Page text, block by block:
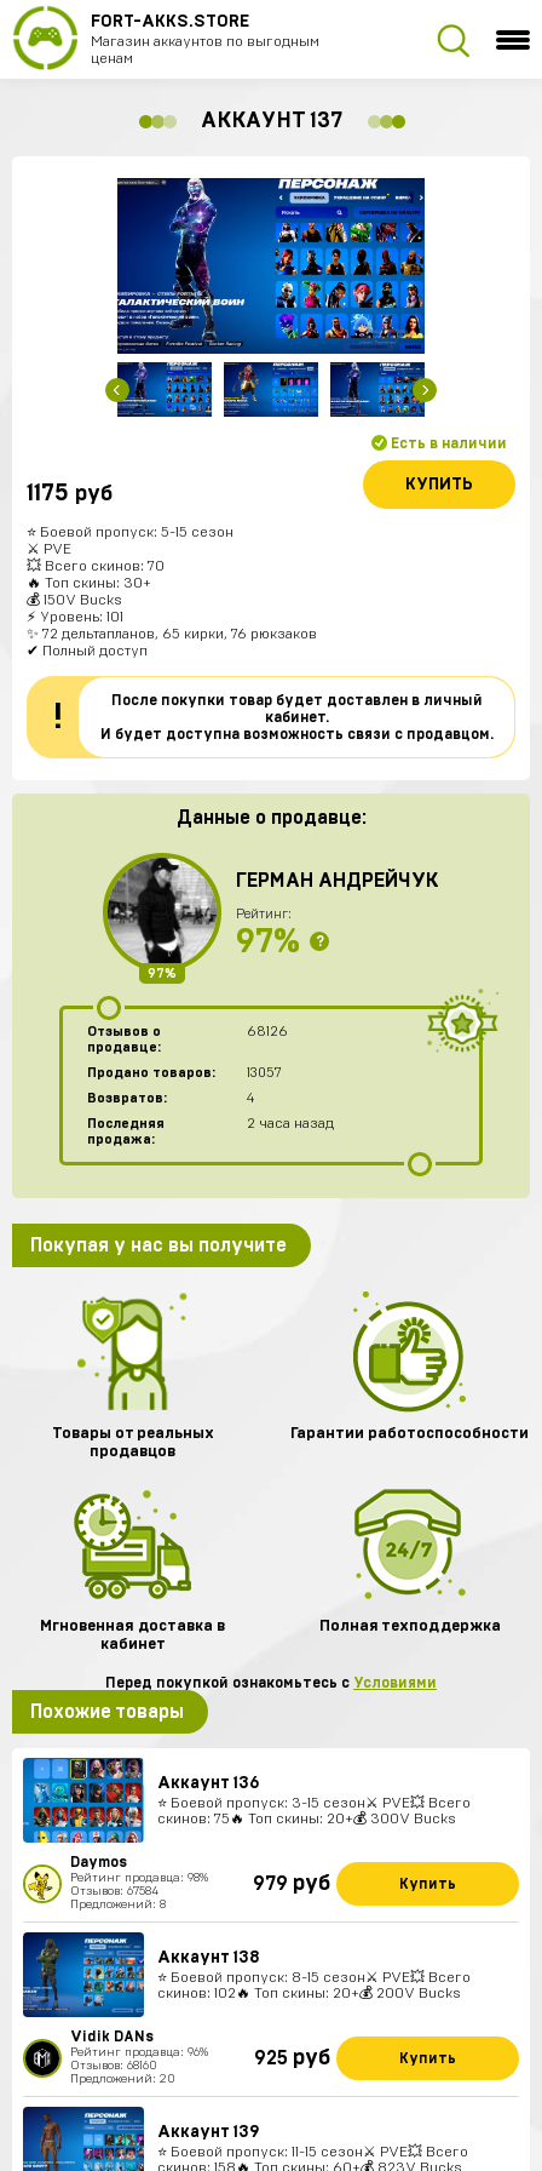
FORT-AKKS.STORE
Магазин аккаунтов по выгодным
ценам
АККАУНТ 137
1175 руб
Есть в наличии
КУПИТЬ
⭐️ Боевой пропуск: 5-15 сезон
⚔️ PVE
💥 Всего скинов: 70
🔥 Топ скины: 30+
💰 150V Bucks
⚡ Уровень: 101
✨ 72 дельтапланов, 65 кирки, 76 рюкзаков
✔ Полный доступ
!
После покупки товар будет доставлен в личный
кабинет.
И будет доступна возможность связи с продавцом.
Данные о продавце:
97%
ГЕРМАН АНДРЕЙЧУК
Рейтинг:
97% ?
Отзывов о
продавце:
68126
Продано товаров:
13057
Возвратов:
4
Последняя
продажа:
2 часа назад
Покупая у нас вы получите
Товары от реальных
продавцов
Гарантии работоспособности
Мгновенная доставка в
кабинет
Полная техподдержка
Перед покупкой ознакомьтесь с Условиями
Похожие товары
Аккаунт 136
⭐️ Боевой пропуск: 3-15 сезон⚔️ PVE💥 Всего
скинов: 75🔥 Топ скины: 20+💰 300V Bucks
Daymos
Рейтинг продавца: 98%
Отзывов: 67584
Предложений: 8
979 руб Купить
Аккаунт 138
⭐️ Боевой пропуск: 8-15 сезон⚔️ PVE💥 Всего
скинов: 102🔥 Топ скины: 20+💰 200V Bucks
Vidik DANs
Рейтинг продавца: 96%
Отзывов: 68160
Предложений: 20
925 руб Купить
Аккаунт 139
⭐️ Боевой пропуск: 11-15 сезон⚔️ PVE💥 Всего
скинов: 158🔥 Топ скины: 60+💰 823V Bucks